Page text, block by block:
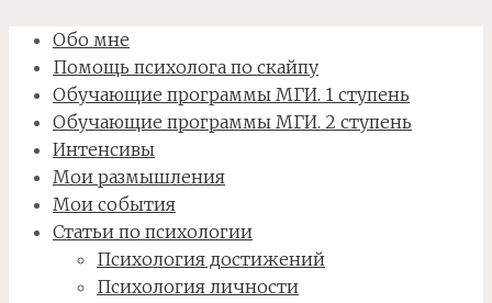
Обо мне
Помощь психолога по скайпу
Обучающие программы МГИ. 1 ступень
Обучающие программы МГИ. 2 ступень
Интенсивы
Мои размышления
Мои события
Статьи по психологии
Психология достижений
Психология личности